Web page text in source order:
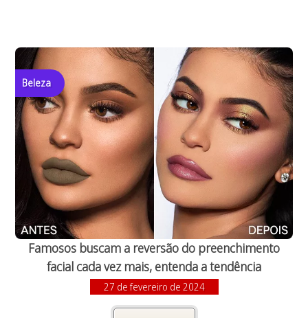
Beleza
Famosos buscam a reversão do preenchimento
facial cada vez mais, entenda a tendência
27 de fevereiro de 2024